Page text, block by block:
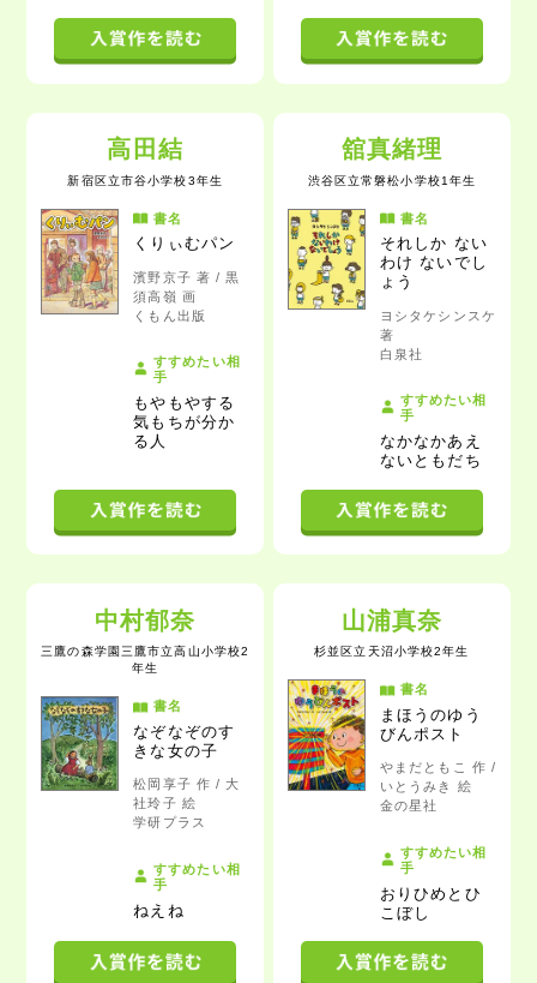
高田結
新宿区立市谷小学校3年生
書名
くりぃむパン
濱野京子 著 / 黒
須高嶺 画
くもん出版
すすめたい相
手
もやもやする
気もちが分か
る人
舘真緒理
渋谷区立常磐松小学校1年生
書名
それしか ない
わけ ないでし
ょう
ヨシタケシンスケ
著
白泉社
すすめたい相
手
なかなかあえ
ないともだち
中村郁奈
三鷹の森学園三鷹市立高山小学校2
年生
書名
なぞなぞのす
きな女の子
松岡享子 作 / 大
社玲子 絵
学研プラス
すすめたい相
手
ねえね
山浦真奈
杉並区立天沼小学校2年生
書名
まほうのゆう
びんポスト
やまだともこ 作 /
いとうみき 絵
金の星社
すすめたい相
手
おりひめとひ
こぼし